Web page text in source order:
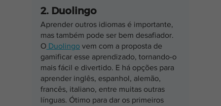
2. Duolingo
Aprender outros idiomas é importante,
mas também pode ser bem desafiador.
O Duolingo vem com a proposta de
gamificar esse aprendizado, tornando-o
mais fácil e divertido. E há opções para
aprender inglês, espanhol, alemão,
francês, italiano, entre muitas outras
línguas. Ótimo para dar os primeiros